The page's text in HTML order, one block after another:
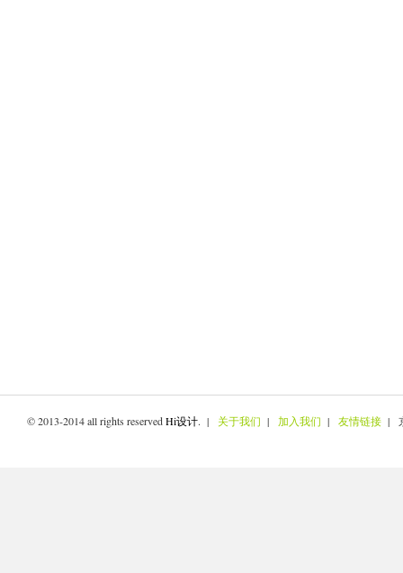
© 2013-2014 all rights reservedHi设计. | 关于我们 | 加入我们 | 友情链接 |